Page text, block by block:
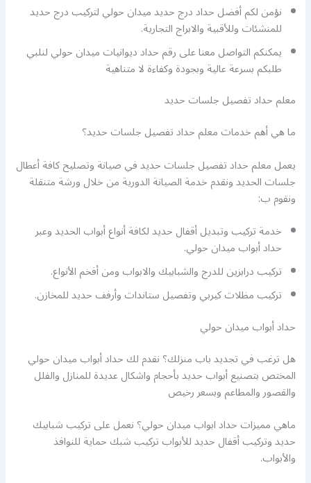
نؤمن لكم أفضل حداد درج حديد ميدان حولي لتركيب درج حديد
للمنشئات وللأقبية والابراج التجارية.
يمكنكم التواصل معنا على رقم حداد ديوانيات ميدان حولي لنلبي
طلبكم بسرعة عالية وبجودة وكفاءة لا متناهية
معلم حداد تفصيل جلسات حديد
ما هي أهم خدمات معلم حداد تفصيل جلسات حديد؟
يعمل معلم حداد تفصيل جلسات حديد في صيانة وتصليح كافة أعطال
جلسات الحديد ونقدم خدمة الصيانة الدورية من خلال ورشة متنقلة
ونقوم ب:
خدمة تركيب وتبديل أقفال حديد لكافة أنواع أبواب الحديد وعبر
حداد أبواب ميدان حولي.
تركيب درابزين للدرج والشبابيك والابواب ومن أفخم الأنواع.
تركيب مظلات كيربي وتفصيل ستاندات وأرفف حديد للمخازن.
حداد أبواب ميدان حولي
هل ترغب في تجديد باب منزلك؟ نقدم لك حداد أبواب ميدان حولي
المختص بتصنيع أبواب حديد بأحجام واشكال عديدة للمنازل والفلل
والقصور والمطاعم وبسعر رخيص
ماهي مميزات حداد ابواب ميدان حولي؟ نعمل على تركيب شبابيك
حديد وتركيب أقفال حديد للأبواب تركيب شبك حماية للنوافذ
والأبواب.